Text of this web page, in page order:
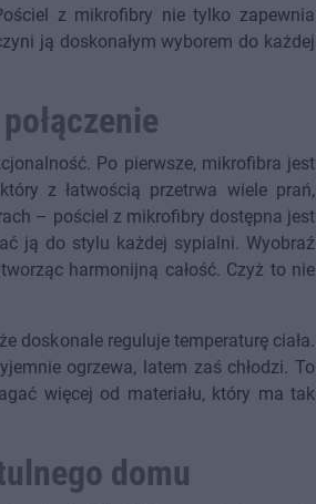
z mikrofibry nie tylko zapewnia
ją doskonałym wyborem do każdej
Po pierwsze, mikrofibra jest
z łatwością przetrwa wiele prań,
– pościel z mikrofibry dostępna jest
ją do stylu każdej sypialni. Wyobraź
harmonijną całość. Czyż to nie
doskonale reguluje temperaturę ciała.
ogrzewa, latem zaś chłodzi. To
więcej od materiału, który ma tak
domu